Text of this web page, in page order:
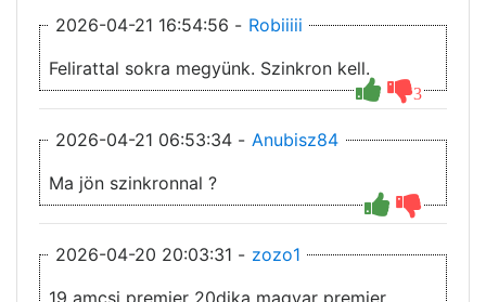
2026-04-21 16:54:56 - Robiiiii
3
Felirattal sokra megyünk. Szinkron kell.
2026-04-21 06:53:34 - Anubisz84
Ma jön szinkronnal ?
2026-04-20 20:03:31 - zozo1